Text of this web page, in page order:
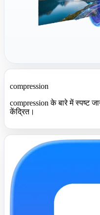
compression
compression के बारे में स्पष्ट
केंद्रित।